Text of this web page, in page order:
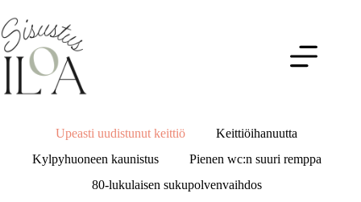
Upeasti uudistunut keittiö
Keittiöihanuutta
Kylpyhuoneen kaunistus
Pienen wc:n suuri remppa
80-lukulaisen sukupolvenvaihdos